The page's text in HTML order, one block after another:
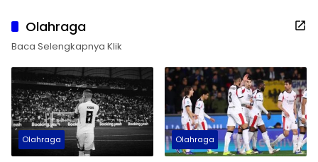
Olahraga
Baca Selengkapnya Klik
Olahraga Olahraga